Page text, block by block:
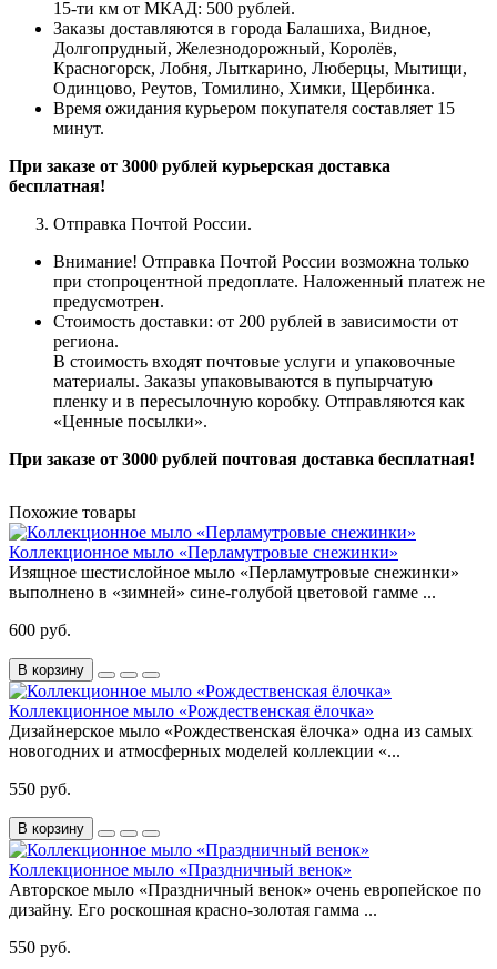
15-ти км от МКАД: 500 рублей.
Заказы доставляются в города Балашиха, Видное,
Долгопрудный, Железнодорожный, Королёв,
Красногорск, Лобня, Лыткарино, Люберцы, Мытищи,
Одинцово, Реутов, Томилино, Химки, Щербинка.
Время ожидания курьером покупателя составляет 15
минут.
При заказе от 3000 рублей курьерская доставка
бесплатная!
Отправка Почтой России.
Внимание! Отправка Почтой России возможна только
при стопроцентной предоплате. Наложенный платеж не
предусмотрен.
Стоимость доставки: от 200 рублей в зависимости от
региона.
В стоимость входят почтовые услуги и упаковочные
материалы. Заказы упаковываются в пупырчатую
пленку и в пересылочную коробку. Отправляются как
«Ценные посылки».
При заказе от 3000 рублей почтовая доставка бесплатная!
Похожие товары
Коллекционное мыло «Перламутровые снежинки»
Изящное шестислойное мыло «Перламутровые снежинки»
выполнено в «зимней» сине-голубой цветовой гамме ...
600 руб.
В корзину
Коллекционное мыло «Рождественская ёлочка»
Дизайнерское мыло «Рождественская ёлочка» одна из самых
новогодних и атмосферных моделей коллекции «...
550 руб.
В корзину
Коллекционное мыло «Праздничный венок»
Авторское мыло «Праздничный венок» очень европейское по
дизайну. Его роскошная красно-золотая гамма ...
550 руб.